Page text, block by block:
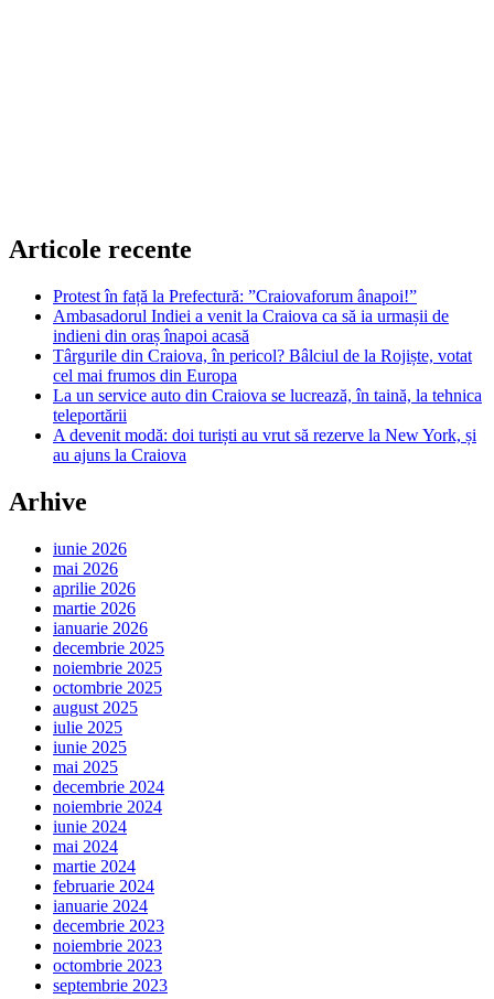
Articole recente
Protest în față la Prefectură: ”Craiovaforum ânapoi!”
Ambasadorul Indiei a venit la Craiova ca să ia urmașii de
indieni din oraș înapoi acasă
Târgurile din Craiova, în pericol? Bâlciul de la Rojiște, votat
cel mai frumos din Europa
La un service auto din Craiova se lucrează, în taină, la tehnica
teleportării
A devenit modă: doi turiști au vrut să rezerve la New York, și
au ajuns la Craiova
Arhive
iunie 2026
mai 2026
aprilie 2026
martie 2026
ianuarie 2026
decembrie 2025
noiembrie 2025
octombrie 2025
august 2025
iulie 2025
iunie 2025
mai 2025
decembrie 2024
noiembrie 2024
iunie 2024
mai 2024
martie 2024
februarie 2024
ianuarie 2024
decembrie 2023
noiembrie 2023
octombrie 2023
septembrie 2023